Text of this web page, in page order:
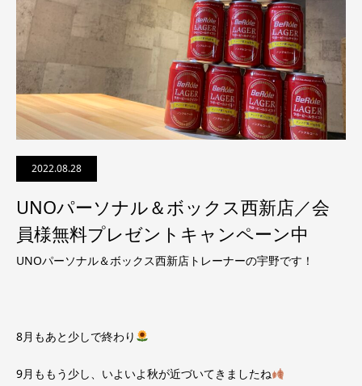
2022.08.28
UNOパーソナル＆ボックス西新店／会
員様無料プレゼントキャンペーン中
UNOパーソナル＆ボックス西新店トレーナーの宇野です！
8月もあと少しで終わり
9月ももう少し、いよいよ秋が近づいてきましたね